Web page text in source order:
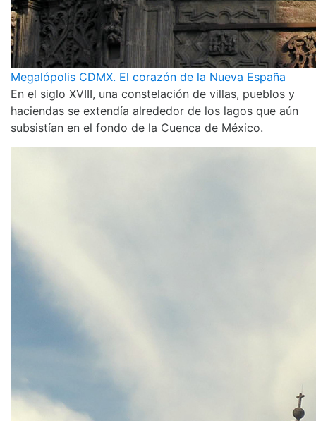
Megalópolis CDMX. El corazón de la Nueva España
En el siglo XVIII, una constelación de villas, pueblos y
haciendas se extendía alrededor de los lagos que aún
subsistían en el fondo de la Cuenca de México.